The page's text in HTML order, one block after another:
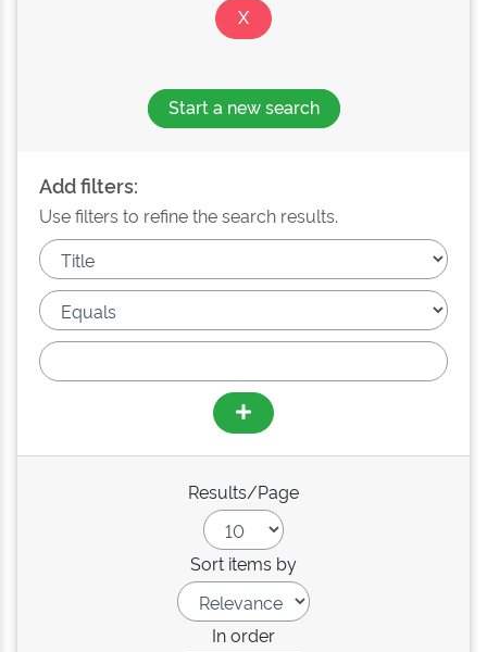
Start a new search
Add filters:
Use filters to refine the search results.
Results/Page
Sort items by
In order